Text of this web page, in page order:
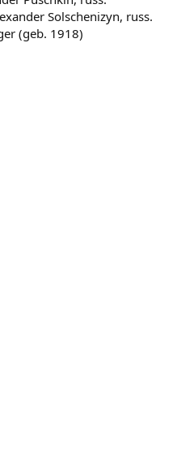
Solschenizyn, russ.
(geb. 1918)